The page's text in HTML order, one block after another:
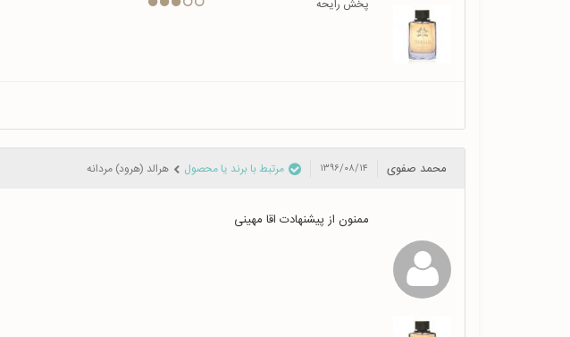
پخش رایحه
محمد صفوی ۱۳۹۶/۰۸/۱۴ مرتبط با برند یا محصول هرالد (هرود) مردانه
ممنون از پیشنهادت اقا مهینی